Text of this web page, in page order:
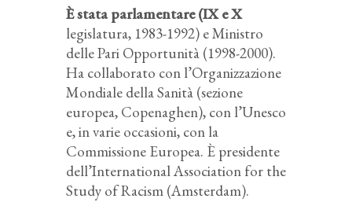
È stata parlamentare (IX e X
legislatura, 1983-1992) e Ministro
delle Pari Opportunità (1998-2000).
Ha collaborato con l’Organizzazione
Mondiale della Sanità (sezione
europea, Copenaghen), con l’Unesco
e, in varie occasioni, con la
Commissione Europea. È presidente
dell’International Association for the
Study of Racism (Amsterdam).